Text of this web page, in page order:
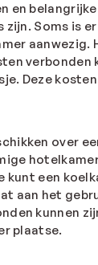
en
zijn. Soms is
aanwezig.
verbonden
Deze
over
kunt een
aan het
kunnen
plaatse.